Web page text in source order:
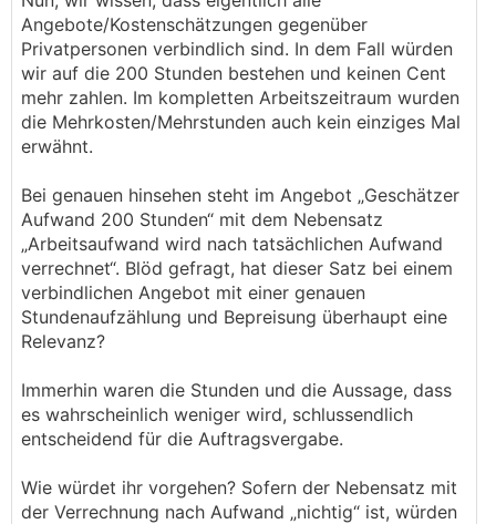
Angebote/Kostenschätzungen gegenüber
Privatpersonen verbindlich sind. In dem Fall würden
wir auf die 200 Stunden bestehen und keinen Cent
mehr zahlen. Im kompletten Arbeitszeitraum wurden
die Mehrkosten/Mehrstunden auch kein einziges Mal
erwähnt.
Bei genauen hinsehen steht im Angebot „Geschätzer
Aufwand 200 Stunden“ mit dem Nebensatz
„Arbeitsaufwand wird nach tatsächlichen Aufwand
verrechnet“. Blöd gefragt, hat dieser Satz bei einem
verbindlichen Angebot mit einer genauen
Stundenaufzählung und Bepreisung überhaupt eine
Relevanz?
Immerhin waren die Stunden und die Aussage, dass
es wahrscheinlich weniger wird, schlussendlich
entscheidend für die Auftragsvergabe.
Wie würdet ihr vorgehen? Sofern der Nebensatz mit
der Verrechnung nach Aufwand „nichtig“ ist, würden